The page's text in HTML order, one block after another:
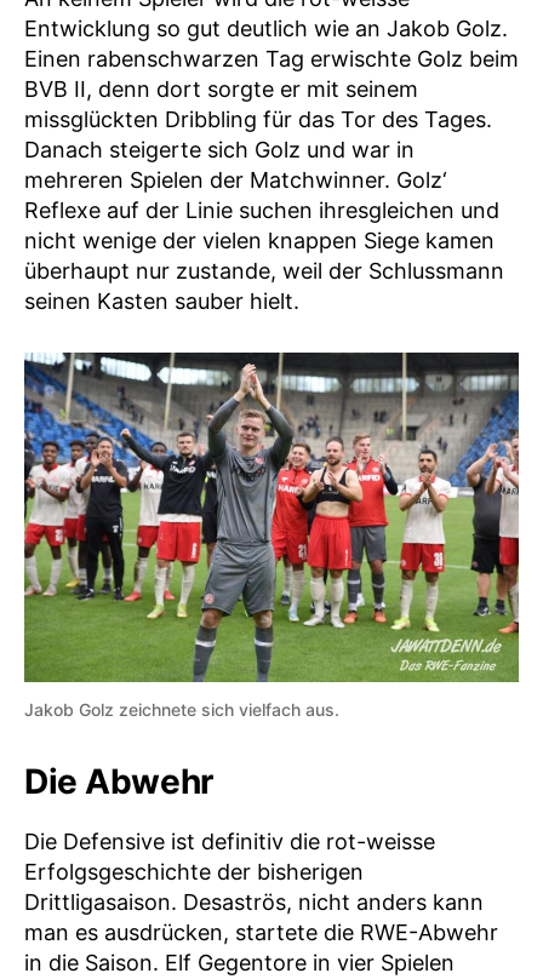
Entwicklung so gut deutlich wie an Jakob Golz.
Einen rabenschwarzen Tag erwischte Golz beim
BVB II, denn dort sorgte er mit seinem
missglückten Dribbling für das Tor des Tages.
Danach steigerte sich Golz und war in
mehreren Spielen der Matchwinner. Golz‘
Reflexe auf der Linie suchen ihresgleichen und
nicht wenige der vielen knappen Siege kamen
überhaupt nur zustande, weil der Schlussmann
seinen Kasten sauber hielt.
Jakob Golz zeichnete sich vielfach aus.
Die Abwehr
Die Defensive ist definitiv die rot-weisse
Erfolgsgeschichte der bisherigen
Drittligasaison. Desaströs, nicht anders kann
man es ausdrücken, startete die RWE-Abwehr
in die Saison. Elf Gegentore in vier Spielen